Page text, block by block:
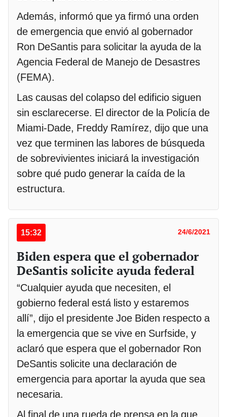
Además, informó que ya firmó una orden
de emergencia que envió al gobernador
Ron DeSantis para solicitar la ayuda de la
Agencia Federal de Manejo de Desastres
(FEMA).
Las causas del colapso del edificio siguen
sin esclarecerse. El director de la Policía de
Miami-Dade, Freddy Ramírez, dijo que una
vez que terminen las labores de búsqueda
de sobrevivientes iniciará la investigación
sobre qué pudo generar la caída de la
estructura.
15:32 24/6/2021
Biden espera que el gobernador
DeSantis solicite ayuda federal
“Cualquier ayuda que necesiten, el
gobierno federal está listo y estaremos
allí”, dijo el presidente Joe Biden respecto a
la emergencia que se vive en Surfside, y
aclaró que espera que el gobernador Ron
DeSantis solicite una declaración de
emergencia para aportar la ayuda que sea
necesaria.
Al final de una rueda de prensa en la que